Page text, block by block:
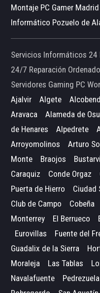
Montaje PC Gamer Madrid
Informático Pozuelo de
Servicios Informáticos
24/7 Reparación
Servidores Gaming PC
Ajalvir
Algete
Aravaca
Alameda de
de Henares
Alpedrete
Arroyomolinos
Arturo
Monte
Braojos
Caraquiz
Conde Orgaz
Puerta de Hierro
Ciudad
Club de Campo
Cobeña
Monterrey
El Berrueco
Eurovillas
Fuente del
Guadalix de la Sierra
Moraleja
Las Tablas
Navalafuente
Pedrezuela